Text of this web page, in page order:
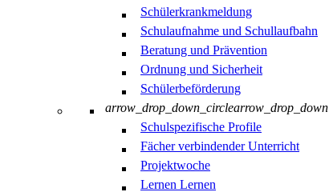
Schülerkrankmeldung
Schulaufnahme und Schullaufbahn
Beratung und Prävention
Ordnung und Sicherheit
Schülerbeförderung
arrow_drop_down_circlearrow_drop_down
Schulspezifische Profile
Fächer verbindender Unterricht
Projektwoche
Lernen Lernen